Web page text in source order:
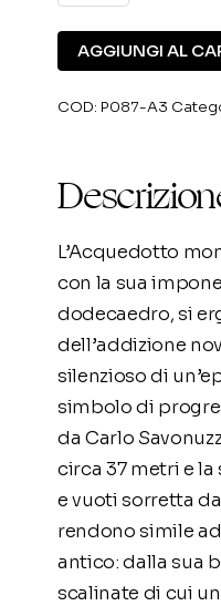
087
Ludovica
Abdinur
quantità
AGGIUNGI AL
COD: P087-A3
L’Acquedotto
con la sua
dodecaedro, si
dell’addizione
silenzioso di
simbolo di
da Carlo
circa 37 metri e
e vuoti sorretta
rendono simile
antico: dalla sua
scalinate di cui